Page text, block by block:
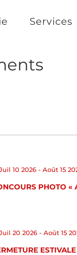
Services
10 2026 - Août 15
PHOTO «
20 2026 - Août 15